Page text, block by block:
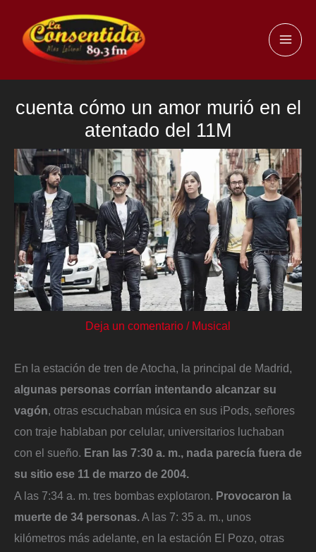
contenido
cuenta cómo un amor murió en el
atentado del 11M
Deja un comentario / Musical
En la estación de tren de Atocha, la principal de Madrid,
algunas personas corrían intentando alcanzar su
vagón, otras escuchaban música en sus iPods, señores
con traje hablaban por celular, universitarios luchaban
con el sueño. Eran las 7:30 a. m., nada parecía fuera de
su sitio ese 11 de marzo de 2004.
A las 7:34 a. m. tres bombas explotaron. Provocaron la
muerte de 34 personas.A las 7: 35 a. m., unos
kilómetros más adelante, en la estación El Pozo, otras